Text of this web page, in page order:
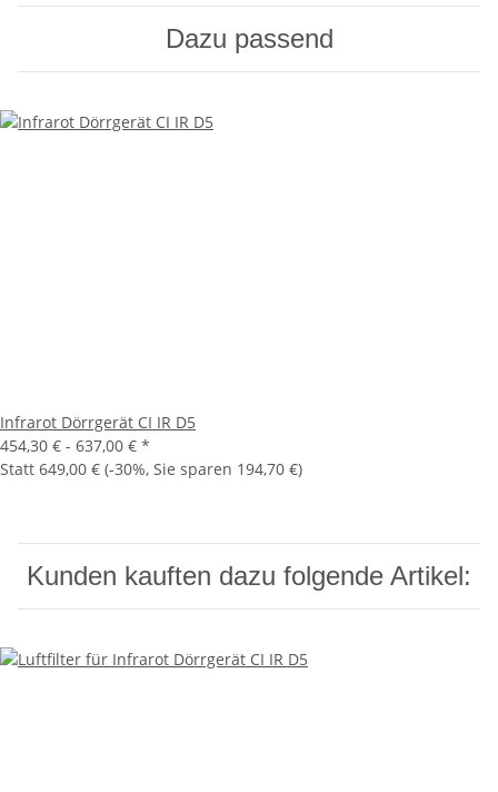
Dazu passend
Infrarot Dörrgerät CI IR D5
454,30 € - 637,00 € *
Statt 649,00 € (-30%, Sie sparen 194,70 €)
Kunden kauften dazu folgende Artikel: